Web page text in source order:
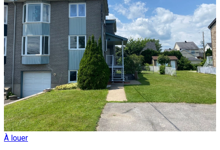
À louer